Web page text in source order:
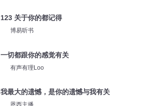
123 关于你的都记得
博易听书
一切都跟你的感觉有关
有声有理Loo
我最大的遗憾，是你的遗憾与我有关